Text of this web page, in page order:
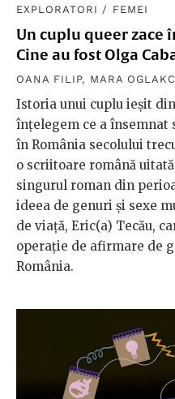
EXPLORATORI / FEMEI
Un cuplu queer zace
Cine au fost Olga
OANA FILIP, MARA
Istoria unui cuplu ieșit
înțelegem ce a însemnat
în România secolului
o scriitoare română
singurul roman din
ideea de genuri și sexe
de viață, Eric(a) Tecău,
operație de afirmare de
România.